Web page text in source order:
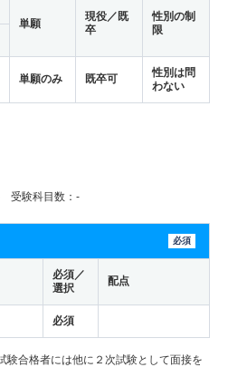
単願
現役／既
卒
性別の制
限
単願のみ 既卒可
性別は問
わない
受験科目数：-
必須
必須／
選択
配点
必須
合格者には他に２次試験として面接を